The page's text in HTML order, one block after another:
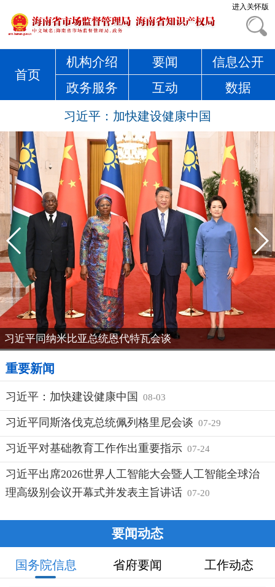
进入关怀版
首页
机构介绍 要闻
信息公开
政务服务
互动 数据
习近平：加快建设健康中国
习近平同纳米比亚总统恩代特瓦会谈
重要新闻
习近平：加快建设健康中国 08-03
习近平同斯洛伐克总统佩列格里尼会谈 07-29
习近平对基础教育工作作出重要指示 07-24
习近平出席2026世界人工智能大会暨人工智能全球治
理高级别会议开幕式并发表主旨讲话 07-20
要闻动态
国务院信息 省府要闻 工作动态